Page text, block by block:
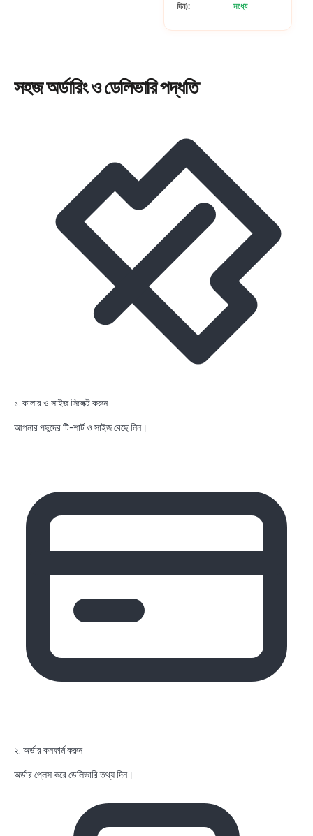
দিন):
মধ্যে
সহজঅর্ডারিংও ডেলিভারি পদ্ধতি
১. কালার ও সাইজ সিলেক্ট করুন
আপনার পছন্দের টি-শার্ট ও সাইজ বেছে নিন।
২. অর্ডার কনফার্ম করুন
অর্ডার প্লেস করে ডেলিভারি তথ্য দিন।